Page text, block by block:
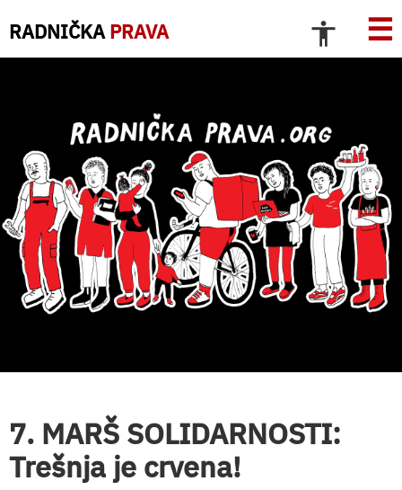
RADNIČKA PRAVA ☰
7. MARŠ SOLIDARNOSTI:
Trešnja je crvena!